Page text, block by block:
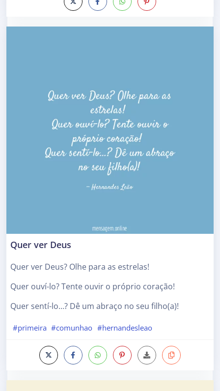
Quer ver Deus
Quer ver Deus? Olhe para as estrelas!
Quer ouví-lo? Tente ouvir o próprio coração!
Quer sentí-lo…? Dê um abraço no seu filho(a)!
#primeira #comunhao #hernandesleao